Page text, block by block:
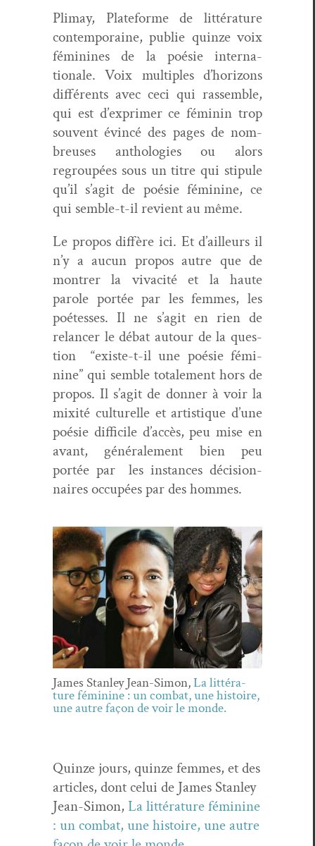
Pli­may, Plate­forme de lit­téra­ture
con­tem­po­raine, pub­lie quinze voix
féminines de la poésie inter­na­
tionale. Voix mul­ti­ples d’hori­zons
dif­férents avec ceci qui rassem­ble,
qui est d’ex­primer ce féminin trop
sou­vent évincé des pages de nom­
breuses antholo­gies ou alors
regroupées sous un titre qui stip­ule
qu’il s’ag­it de poésie fémi­nine, ce
qui sem­ble-t-il revient au même.
Le pro­pos dif­fère ici. Et d’ailleurs il
n’y a aucun pro­pos autre que de
mon­tr­er la vivac­ité et la haute
parole portée par les femmes, les
poét­esses. Il ne s’ag­it en rien de
relancer le débat autour de la ques­
tion “existe-t-il une poésie fémi­
nine” qui sem­ble totale­ment hors de
pro­pos. Il s’ag­it de don­ner à voir la
mix­ité cul­turelle et artis­tique d’une
poésie dif­fi­cile d’ac­cès, peu mise en
avant, générale­ment bien peu
portée par les instances déci­sion­
naires occupées par des hommes.
James Stan­ley Jean-Simon,La lit­téra­
ture fémi­nine : un com­bat, une his­toire,
une autre façon de voir le monde.
Quinze jours, quinze femmes, et des
arti­cles, dont celui de James Stan­ley
Jean-Simon, La lit­téra­ture fémi­nine
: un com­bat, une his­toire, une autre